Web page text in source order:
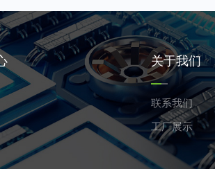
关于我们
联系我们
工厂展示